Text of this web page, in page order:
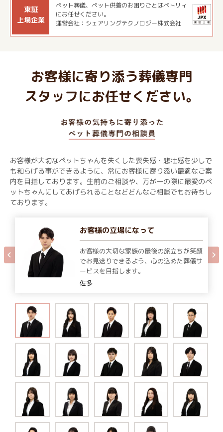
東証
上場企業
ペット葬儀、ペット供養のお困りごとはペトリィ
にお任せください。
運営会社：シェアリングテクノロジー株式会社
お客様に寄り添う葬儀専門
スタッフにお任せください。
お客様が大切なペットちゃんを失くした喪失感・悲壮感を少しで
も和らげる事ができるように、常にお客様に寄り添い最適なご案
内を目指しております。生前のご相談や、万が一の際に最愛のペ
ットちゃんにしてあげられることなどどんなご相談でもお待ちし
ております。
お客様の立場になって
お客様の大切な家族の最後の旅立ちが笑顔
でお見送りできるよう、心の込めた葬儀サ
ービスを目指します。
佐多